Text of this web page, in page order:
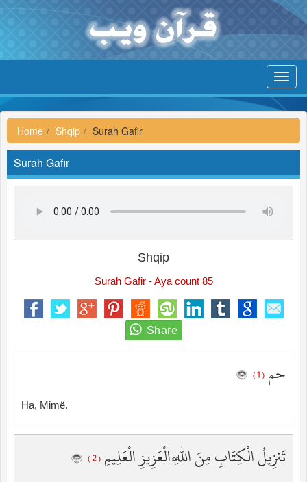
Home Shqip Surah Gafir
Surah Gafir
Shqip
Surah Gafir - Aya count 85
حم ( 1 )
Ha, Mimë.
تَنزِيلُ الْكِتَابِ مِنَ اللَّهِ الْعَزِيزِ الْعَلِيمِ ( 2 )